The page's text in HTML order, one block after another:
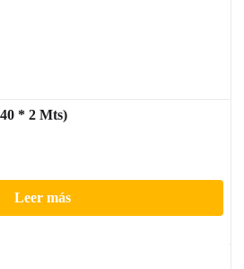
* 2 Mts)
Leer más